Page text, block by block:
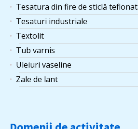
Tesatura din fire de sticlă
Tesaturi industriale
Textolit
Tub varnis
Uleiuri vaseline
Zale de lant